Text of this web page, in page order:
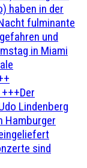
haben in der
fulminante
und
in Miami
+++Der
Lindenberg
Hamburger
sind